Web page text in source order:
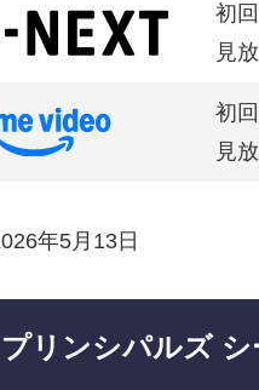
初
見
初
見
年5月13日
リンシパルズ